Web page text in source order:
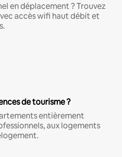
en déplacement ? Trouvez
accès wifi haut débit et
de tourisme ?
entièrement
aux logements